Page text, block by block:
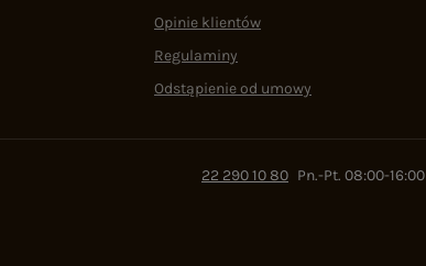
Opinie klientów
Regulaminy
Odstąpienie od umowy
22 290 10 80 Pn.-Pt. 08:00-16:00